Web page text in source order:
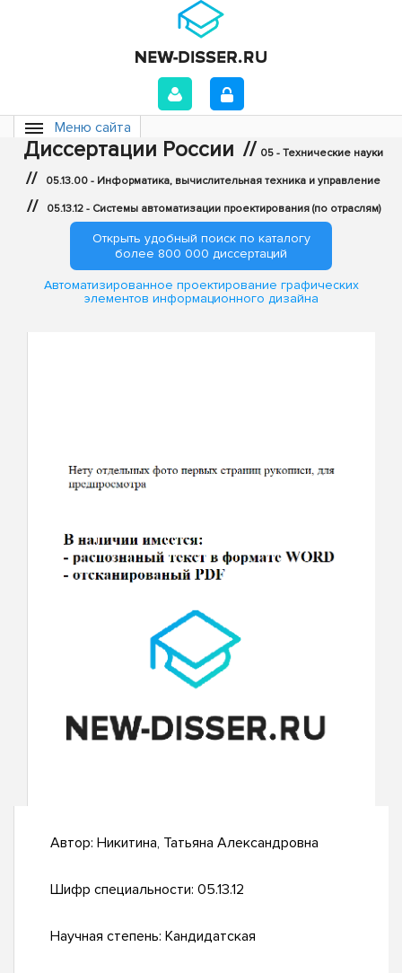
Меню сайта
Диссертации России // 05 - Технические науки
// 05.13.00 - Информатика, вычислительная техника и управление
// 05.13.12 - Системы автоматизации проектирования (по отраслям)
Открыть удобный поиск по каталогу
более 800 000 диссертаций
Автоматизированное проектирование графических
элементов информационного дизайна
Автор: Никитина, Татьяна Александровна
Шифр специальности: 05.13.12
Научная степень: Кандидатская